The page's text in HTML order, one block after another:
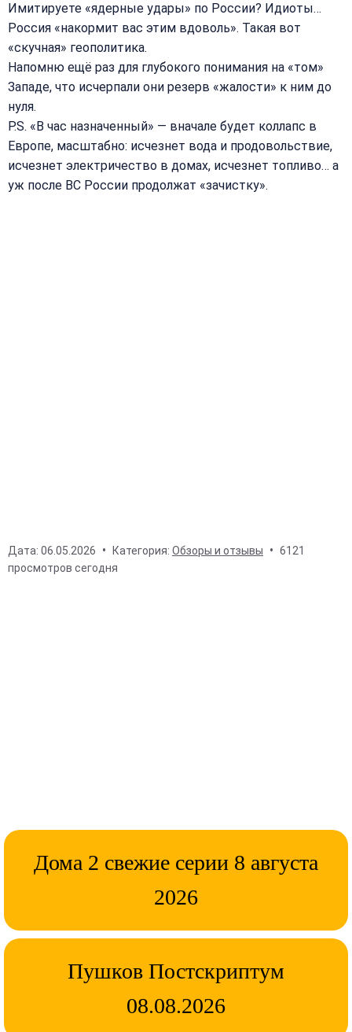
Имитируете «ядерные удары» по России? Идиоты…
Россия «накормит вас этим вдоволь». Такая вот
«скучная» геополитика.
Напомню ещё раз для глубокого понимания на «том»
Западе, что исчерпали они резерв «жалости» к ним до
нуля.
P.S. «В час назначенный» — вначале будет коллапс в
Европе, масштабно: исчезнет вода и продовольствие,
исчезнет электричество в домах, исчезнет топливо… а
уж после ВС России продолжат «зачистку».
Дата: 06.05.2026 Категория: Обзоры и отзывы
6121
просмотров сегодня
Дома 2 свежие серии 8 августа
2026
Пушков Постскриптум
08.08.2026